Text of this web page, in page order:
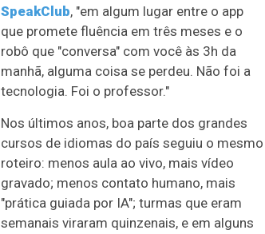
SpeakClub, "em algum lugar entre o app
que promete fluência em três meses e o
robô que "conversa" com você às 3h da
manhã, alguma coisa se perdeu. Não foi a
tecnologia. Foi o professor."
Nos últimos anos, boa parte dos grandes
cursos de idiomas do país seguiu o mesmo
roteiro: menos aula ao vivo, mais vídeo
gravado; menos contato humano, mais
"prática guiada por IA"; turmas que eram
semanais viraram quinzenais, e em alguns